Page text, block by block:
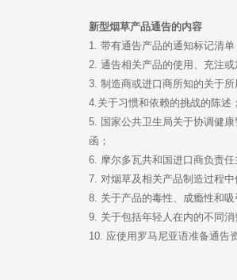
新型烟草产品通告的内容
1. 带有通告产品的通知标记清单
2. 通告相关产品的使用、充注
3. 制造商或进口商所知的关于
4.关于习惯和依赖的挑战的陈述；
函；
6. 摩尔多瓦共和国进口商负责
7. 对烟草及相关产品制造过程中
8. 关于产品的毒性、成瘾性和
9. 关于包括年轻人在内的不同消
10. 应使用罗马尼亚语准备通告